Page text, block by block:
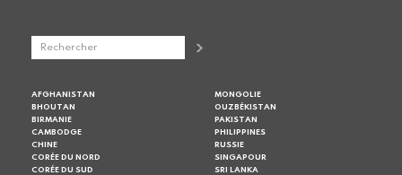
AFGHANISTAN
BHOUTAN
BIRMANIE
CAMBODGE
CHINE
CORÉE DU NORD
CORÉE DU SUD
MONGOLIE
OUZBÉKISTAN
PAKISTAN
PHILIPPINES
RUSSIE
SINGAPOUR
SRI LANKA